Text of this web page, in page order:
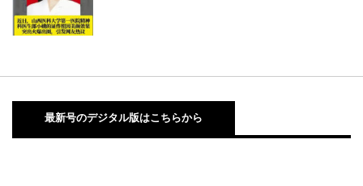
最新号のデジタル版はこちらから